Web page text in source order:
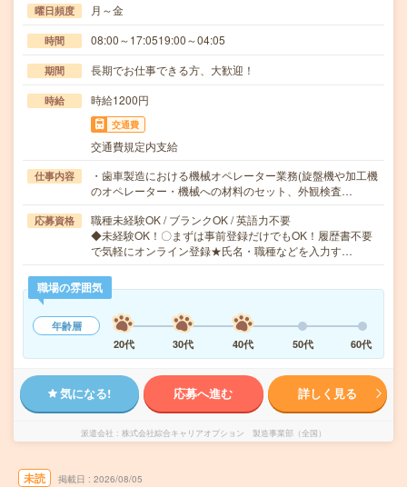
曜日頻度 月～金
時間 08:00～17:0519:00～04:05
期間 長期でお仕事できる方、大歓迎！
時給 時給1200円
交通費
交通費規定内支給
仕事内容
・歯車製造における機械オペレーター業務(旋盤機や加工機
のオペレーター・機械への材料のセット、外観検査…
応募資格
職種未経験OK / ブランクOK / 英語力不要
◆未経験OK！〇まずは事前登録だけでもOK！履歴書不要
で気軽にオンライン登録★氏名・職種などを入力す…
職場の雰囲気
年齢層
20代
30代 40代 50代 60代
気になる! 応募へ進む 詳しく見る
派遣会社 株式会社綜合キャリアオプション 製造事業部（全国）
未読 掲載日 2026/08/05